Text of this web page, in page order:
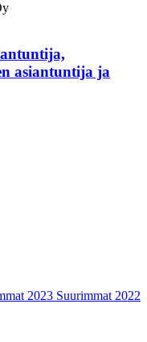
asiantuntija ja
2023 Suurimmat 2022